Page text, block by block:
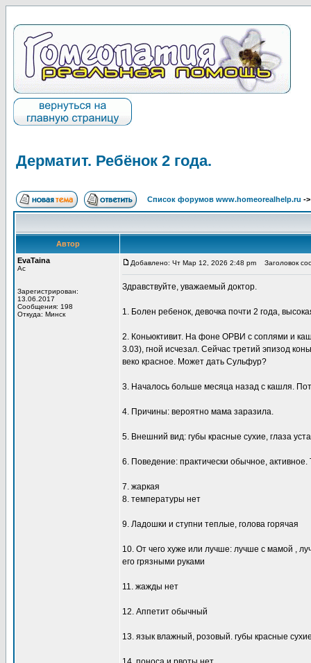
Дерматит. Ребёнок 2 года.
Список форумов www.homeorealhelp.ru -
Автор
EvaTaina
Ас
Зарегистрирован:
13.06.2017
Сообщения: 198
Откуда: Минск
Добавлено: Чт Мар 12, 2026 2:48 pm Заголовок
Здравствуйте, уважаемый доктор.
1. Болен ребенок, девочка почти 2 года,
2. Коньюктивит. На фоне ОРВИ с соплями и
3.03), гной исчезал. Сейчас третий эпизод
веко красное. Может дать Сульфур?
3. Началось больше месяца назад с кашля.
4. Причины: вероятно мама заразила.
5. Внешний вид: губы красные сухие, глаза
6. Поведение: практически обычное,
7. жаркая
8. температуры нет
9. Ладошки и ступни теплые, голова горячая
10. От чего хуже или лучше: лучше с мамой ,
его грязными руками
11. жажды нет
12. Аппетит обычный
13. язык влажный, розовый. губы красные